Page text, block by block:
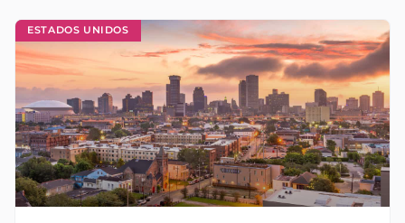
ESTADOS UNIDOS